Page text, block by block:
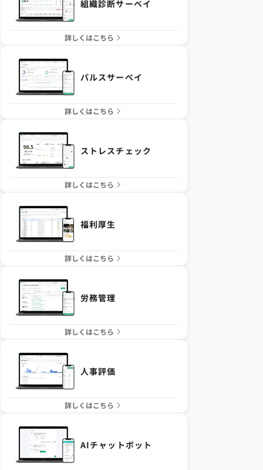
組織診断サーベイ
詳しくはこちら
パルスサーベイ
詳しくはこちら
ストレスチェック
詳しくはこちら
福利厚生
詳しくはこちら
労務管理
詳しくはこちら
人事評価
詳しくはこちら
AIチャットボット